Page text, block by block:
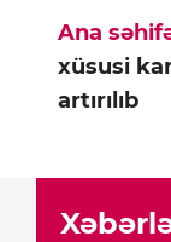
Ana
xüsusi
artırılıb